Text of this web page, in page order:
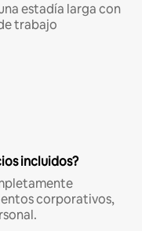
estadía larga con
trabajo
incluidos?
corporativos,